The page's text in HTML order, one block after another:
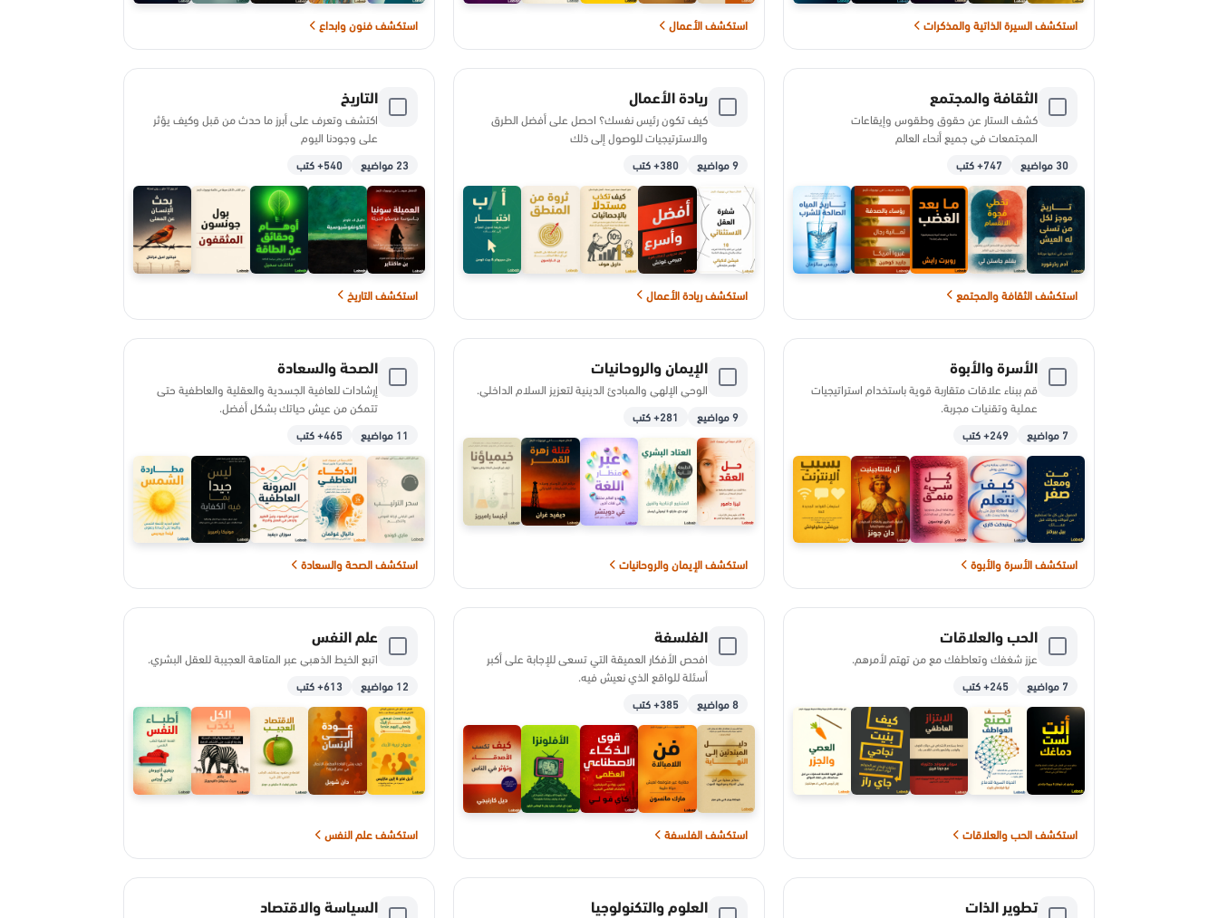
استكشف السيرة الذاتية والمذكرات استكشف الأعمال استكشف فنون وابداع
الثقافة والمجتمع
كشف الستار عن حقوق وطقوس وإيقاعات
المجتمعات في جميع أنحاء العالم
30 مواضيع 747+ كتب
استكشف الثقافة والمجتمع
ريادة الأعمال
كيف تكون رئيس نفسك؟ احصل على أفضل الطرق
والاسترتيجيات للوصول إلى ذلك
9 مواضيع 380+ كتب
استكشف ريادة الأعمال
التاريخ
اكتشف وتعرف على أبرز ما حدث من قبل وكيف يؤثر
على وجودنا اليوم
23 مواضيع 540+ كتب
استكشف التاريخ
الأسرة والأبوة
قم ببناء علاقات متقاربة قوية باستخدام استراتيجيات
عملية وتقنيات مجربة.
7 مواضيع 249+ كتب
استكشف الأسرة والأبوة
الإيمان والروحانيات
الوحي الإلهي والمبادئ الدينية لتعزيز السلام الداخلي.
9 مواضيع 281+ كتب
استكشف الإيمان والروحانيات
الصحة والسعادة
إرشادات للعافية الجسدية والعقلية والعاطفية حتى
تتمكن من عيش حياتك بشكل أفضل.
11 مواضيع 465+ كتب
استكشف الصحة والسعادة
الحب والعلاقات
عزز شغفك وتعاطفك مع من تهتم لأمرهم.
7 مواضيع 245+ كتب
استكشف الحب والعلاقات
الفلسفة
افحص الأفكار العميقة التي تسعى للإجابة على أكبر
أسئلة للواقع الذي نعيش فيه.
8 مواضيع 385+ كتب
استكشف الفلسفة
علم النفس
اتبع الخيط الذهبي عبر المتاهة العجيبة للعقل البشري.
12 مواضيع 613+ كتب
استكشف علم النفس
تطوير الذات العلوم والتكنولوجيا السياسة والاقتصاد